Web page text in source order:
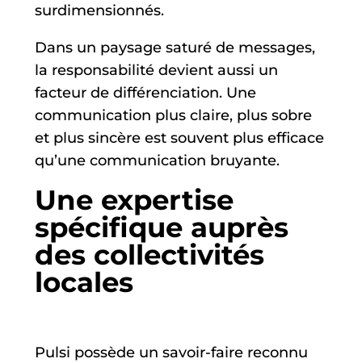
surdimensionnés.
Dans un paysage saturé de messages,
la responsabilité devient aussi un
facteur de différenciation. Une
communication plus claire, plus sobre
et plus sincère est souvent plus efficace
qu’une communication bruyante.
Une expertise
spécifique auprès
des collectivités
locales
Pulsi possède un savoir-faire reconnu